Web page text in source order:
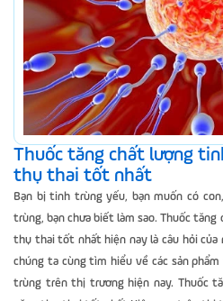
Thuốc tăng chất lượng
thụ thai tốt nhất
Bạn bị tinh trùng yếu, bạn muốn có
trùng, bạn chưa biết làm sao. Thuốc
thụ thai tốt nhất hiện nay là câu hỏi của
chúng ta cùng tìm hiểu về các sản
trùng trên thị trương hiện nay. Thuốc